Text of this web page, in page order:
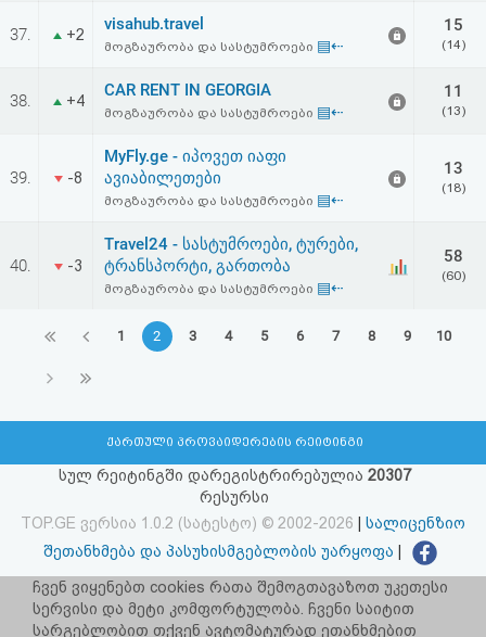
37. +2
visahub.travel
მოგზაურობა და სასტუმროები ▤⇠
15
(14)
38. +4
CAR RENT IN GEORGIA
მოგზაურობა და სასტუმროები ▤⇠
11
(13)
39. -8
MyFly.ge - იპოვეთ იაფი
ავიაბილეთები
მოგზაურობა და სასტუმროები ▤⇠
13
(18)
40. -3
Travel24 - სასტუმროები, ტურები,
ტრანსპორტი, გართობა
მოგზაურობა და სასტუმროები ▤⇠
58
(60)
1 2 3 4 5 6 7 8 9 10
ქართული პროვაიდერების რეიტინგი
სულ რეიტინგში დარეგისტრირებულია 20307
რესურსი
TOP.GE ვერსია 1.0.2 (სატესტო) © 2002-2026
სალიცენზიო
შეთანხმება და პასუხისმგებლობის უარყოფა
facebook.com/TOP.GE
იხილეთ TOP.GE - ის ძველი ვერსია ბმულზე
ჩვენ ვიყენებთ cookies რათა შემოგთავაზოთ უკეთესი
სერვისი და მეტი კომფორტულობა. ჩვენი საიტით
სარგებლობით თქვენ ავტომატურად ეთანხმებით